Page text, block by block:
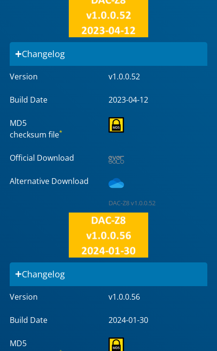
Changelog
Version v1.0.0.52
Build Date 2023-04-12
MD5
checksum file*
Official Download
Alternative Download
DAC-Z8 v1.0.0.52
Changelog
Version v1.0.0.56
Build Date 2024-01-30
MD5